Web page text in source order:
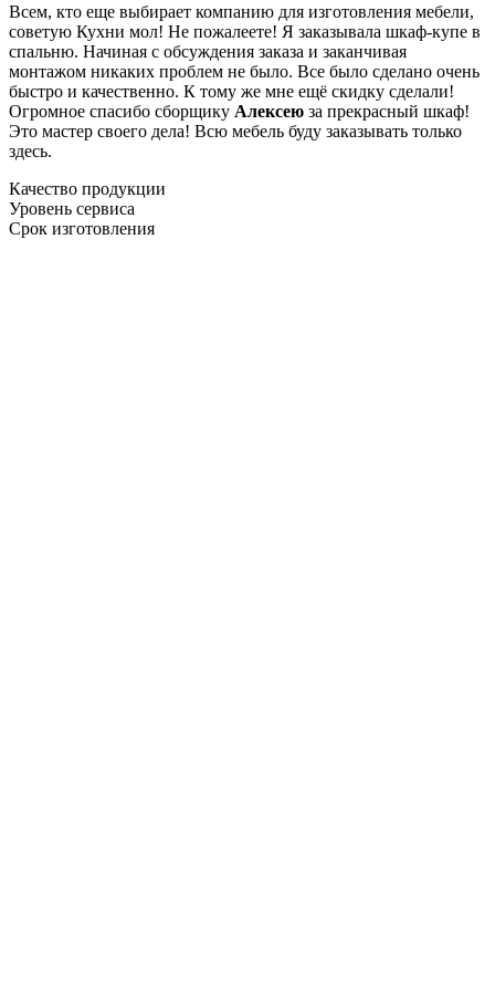
Всем, кто еще выбирает компанию для изготовления мебели,
советую Кухни мол! Не пожалеете! Я заказывала шкаф-купе в
спальню. Начиная с обсуждения заказа и заканчивая
монтажом никаких проблем не было. Все было сделано очень
быстро и качественно. К тому же мне ещё скидку сделали!
Огромное спасибо сборщику Алексею за прекрасный шкаф!
Это мастер своего дела! Всю мебель буду заказывать только
здесь.
Качество продукции
Уровень сервиса
Срок изготовления